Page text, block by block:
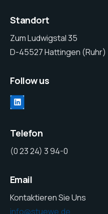
Standort
Zum Ludwigstal 35
D-45527 Hattingen (Ruhr)
Follow us
LinkedIn
Telefon
(0 23 24) 3 94-0
Email
Kontaktieren Sie Uns
info@stuewe.de